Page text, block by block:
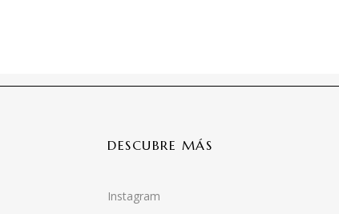
DESCUBRE MÁS
Instagram